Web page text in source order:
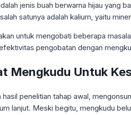
jenis buah berwarna hijau yang
satunya adalah kalium, yaitu
untuk mengobati beberapa
pengobatan dengan
Mengkudu Untuk
hasil penelitian tahap awal,
lanjut. Meski begitu, mengkudu